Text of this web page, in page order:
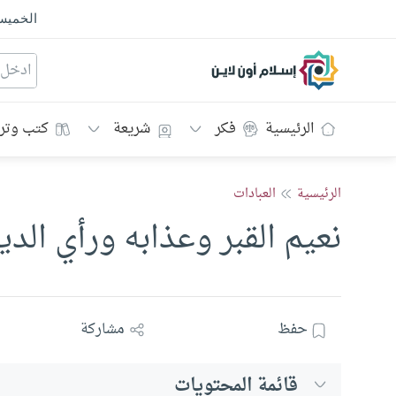
إسلام أون لاين
الرئيسية فكر شريعة كتب
الرئيسية العبادات
نعيم القبر وعذابه ورأي
حفظ مشاركة
قائمة المحتويات